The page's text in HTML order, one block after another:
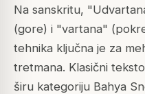
Na sanskritu,
(gore) i "vartana"
tehnika ključna je za
tretmana. Klasični
širu kategoriju Bahya